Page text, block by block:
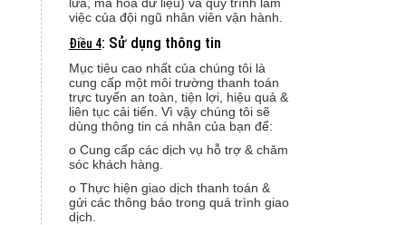
việc của đội ngũ nhân viên vận hành.
Điều 4: Sử dụng thông tin
Mục tiêu cao nhất của chúng tôi là
cung cấp một môi trường thanh toán
trực tuyến an toàn, tiện lợi, hiệu quả &
liên tục cải tiến. Vì vậy chúng tôi sẽ
dùng thông tin cá nhân của bạn để:
o Cung cấp các dịch vụ hỗ trợ & chăm
sóc khách hàng.
o Thực hiện giao dịch thanh toán &
gửi các thông báo trong quá trình giao
dịch.